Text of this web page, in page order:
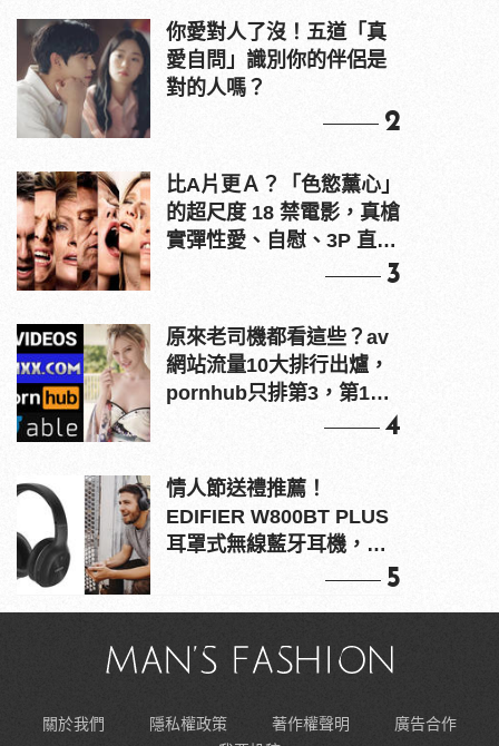
你愛對人了沒！五道「真
愛自問」識別你的伴侶是
對的人嗎？
2
比A片更Ａ？「色慾薰心」
的超尺度 18 禁電影，真槍
實彈性愛、自慰、3P 直接
3
原來老司機都看這些？av
網站流量10大排行出爐，
pornhub只排第3，第1名
4
情人節送禮推薦！
EDIFIER W800BT PLUS
耳罩式無線藍牙耳機，在
5
關於我們 隱私權政策 著作權聲明
廣告合作